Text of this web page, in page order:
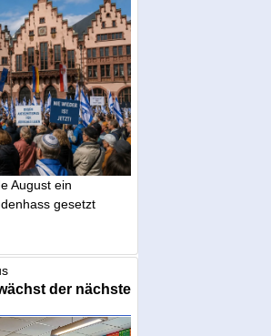
August ein
gesetzt
der nächste